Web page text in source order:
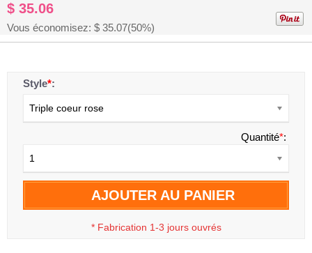
$ 35.06
Vous économisez: $ 35.07(50%)
Style*:
Triple coeur rose
Quantité*:
1
AJOUTER AU PANIER
* Fabrication 1-3 jours ouvrés